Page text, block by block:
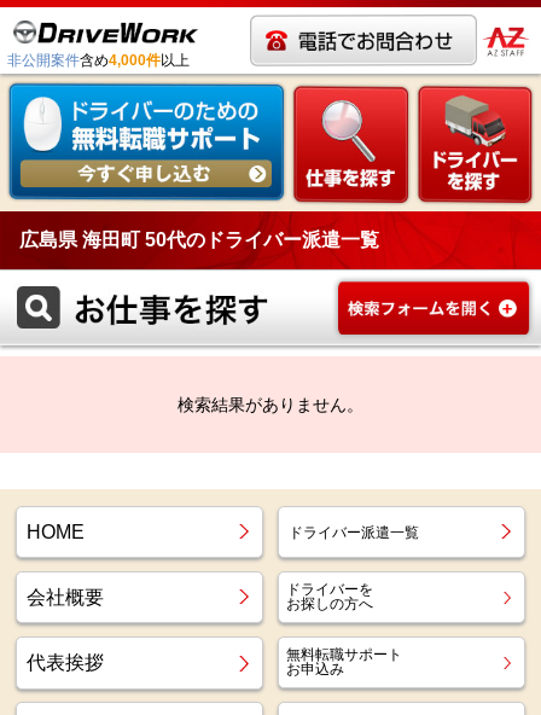
非公開案件含め4,000件以上
広島県 海田町 50代のドライバー派遣一覧
検索結果がありません。
HOME ドライバー派遣一覧
会社概要
ドライバーを
お探しの方へ
代表挨拶
無料転職サポート
お申込み